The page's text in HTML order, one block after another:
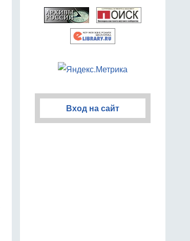
Вход на сайт